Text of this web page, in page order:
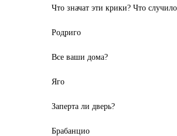
Что значат эти крики? Что
Родриго
Все ваши дома?
Яго
Заперта ли дверь?
Брабанцио